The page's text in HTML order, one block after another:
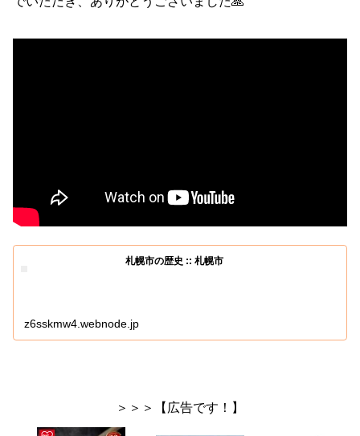
札幌市の歴史 :: 札幌市
z6sskmw4.webnode.jp
＞＞＞【広告です！】